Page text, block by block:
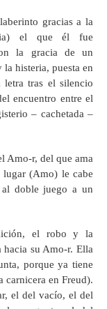
gracias a la
el que él fue
la gracia de un
la histeria, puesta en
letra tras el silencio
encuentro entre el
– cachetada –
Amo-r, del que ama
lugar (Amo) le cabe
al doble juego a un
el robo y la
hacia su Amo-r. Ella
porque ya tiene
carnicera en Freud).
el del vacío, el del